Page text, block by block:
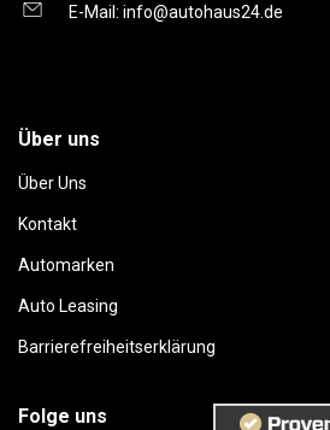
E-Mail: info@autohaus24.de
Über uns
Über Uns
Kontakt
Automarken
Auto Leasing
Barrierefreiheitserklärung
Folge uns